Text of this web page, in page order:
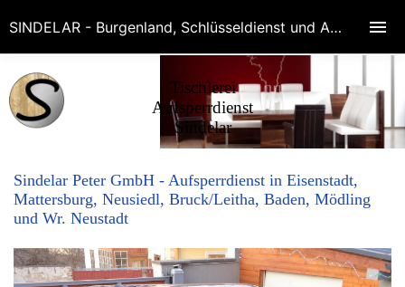
Tischlerei
Aufsperrdienst
Sindelar
Sindelar Peter GmbH - Aufsperrdienst in Eisenstadt,
Mattersburg, Neusiedl, Bruck/Leitha, Baden, Mödling
und Wr. Neustadt
SINDELAR - Burgenland, Schlüsseldienst und Aufperrdienste in Eisenstadt, Wr.Neustadt, Baden, Schwechat, Bruck, Mödling! Rufen Sie 0676-75 64 780